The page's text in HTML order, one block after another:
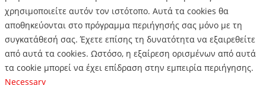
χρησιμοποιείτε αυτόν τον ιστότοπο. Αυτά τα cookies θα
αποθηκεύονται στο πρόγραμμα περιήγησής σας μόνο με τη
συγκατάθεσή σας. Έχετε επίσης τη δυνατότητα να εξαιρεθείτε
από αυτά τα cookies. Ωστόσο, η εξαίρεση ορισμένων από αυτά
τα cookie μπορεί να έχει επίδραση στην εμπειρία περιήγησης.
Necessary